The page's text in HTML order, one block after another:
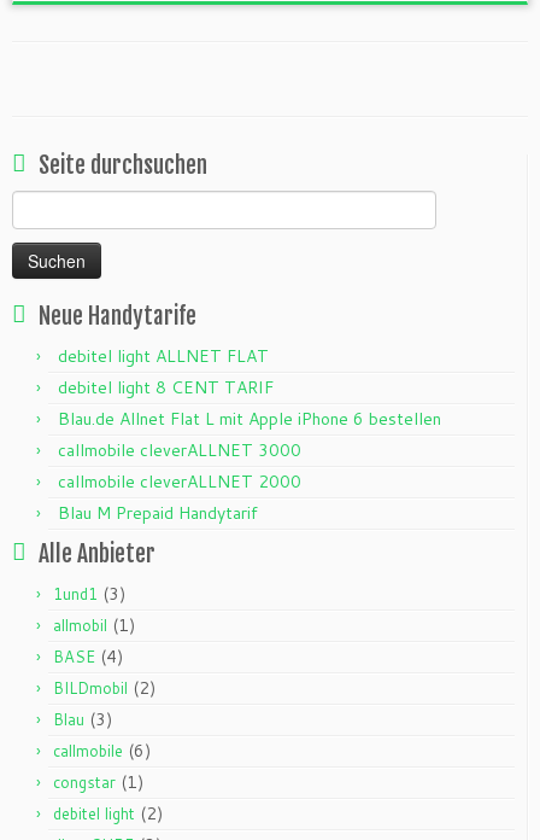
Seite durchsuchen
Suchen
nach:
Neue Handytarife
debitel light ALLNET FLAT
debitel light 8 CENT TARIF
Blau.de Allnet Flat L mit Apple iPhone 6 bestellen
callmobile cleverALLNET 3000
callmobile cleverALLNET 2000
Blau M Prepaid Handytarif
Alle Anbieter
1und1 (3)
allmobil (1)
BASE (4)
BILDmobil (2)
Blau (3)
callmobile (6)
congstar (1)
debitel light (2)